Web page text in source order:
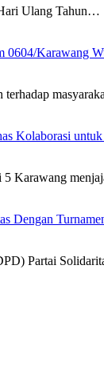
Ulang Tahun…
Karawang
Kolaborasi untuk
Karawang
Dengan
Partai